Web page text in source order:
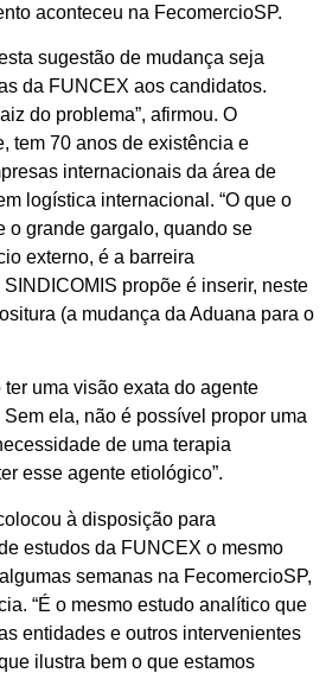
aconteceu na FecomercioSP.
sugestão de mudança seja
da FUNCEX aos candidatos.
do problema”, afirmou. O
tem 70 anos de existência e
internacionais da área de
logística internacional. “O que o
o grande gargalo, quando se
externo, é a barreira
SINDICOMIS propõe é inserir, neste
(a mudança da Aduana para o
uma visão exata do agente
ela, não é possível propor uma
de uma terapia
esse agente etiológico”.
à disposição para
estudos da FUNCEX o mesmo
semanas na FecomercioSP,
“É o mesmo estudo analítico que
entidades e outros intervenientes
ilustra bem o que estamos